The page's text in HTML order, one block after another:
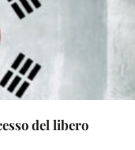
del libero